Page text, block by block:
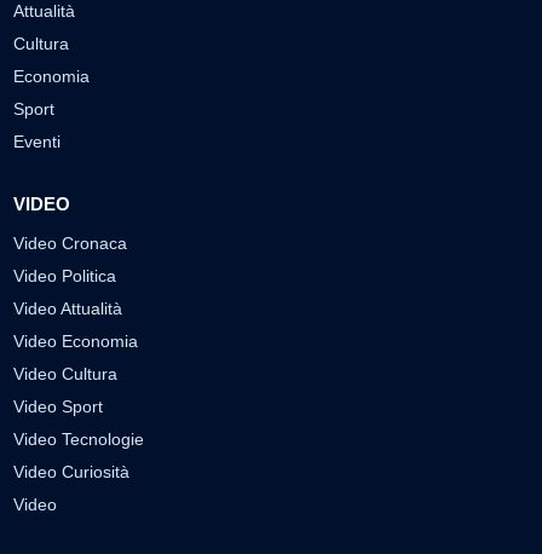
Attualità
Cultura
Economia
Sport
Eventi
VIDEO
Video Cronaca
Video Politica
Video Attualità
Video Economia
Video Cultura
Video Sport
Video Tecnologie
Video Curiosità
Video